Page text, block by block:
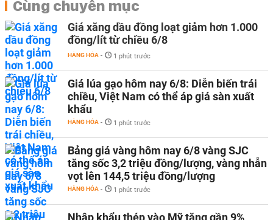
Cùng chuyên mục
Giá xăng dầu đồng loạt giảm hơn 1.000
đồng/lít từ chiều 6/8
HÀNG HÓA - 1 phút trước
Giá lúa gạo hôm nay 6/8: Diễn biến trái
chiều, Việt Nam có thể áp giá sàn xuất
khẩu
HÀNG HÓA - 1 phút trước
Bảng giá vàng hôm nay 6/8 vàng SJC
tăng sốc 3,2 triệu đồng/lượng, vàng nhẫn
vọt lên 144,5 triệu đồng/lượng
HÀNG HÓA - 1 phút trước
Nhập khẩu thép vào Mỹ tăng gần 9%